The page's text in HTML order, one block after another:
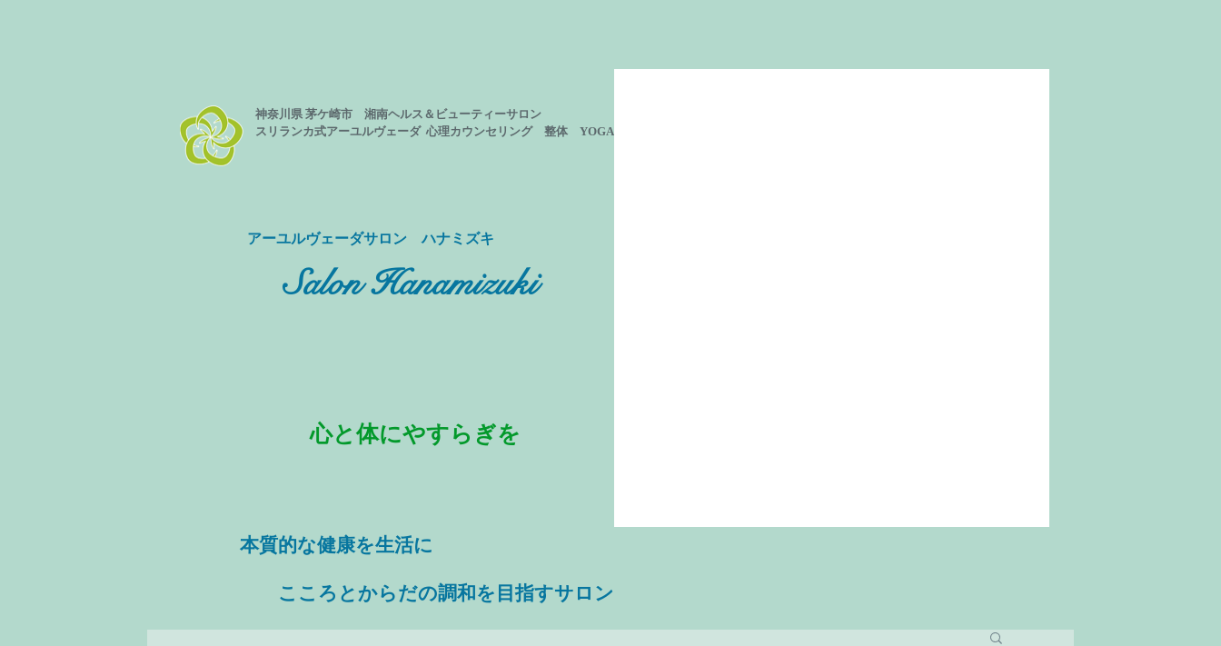
神奈川県 茅ケ崎市 湘南ヘルス＆ビューティーサロン
スリランカ式アーユルヴェーダ 心理カウンセリング 整体 YOGA
心と体にやすらぎを
​アーユルヴェーダサロン ハナミズキ
Salon Hanamizuki
本質的な健康を生活に
​ こころとからだの調和を目指すサロン